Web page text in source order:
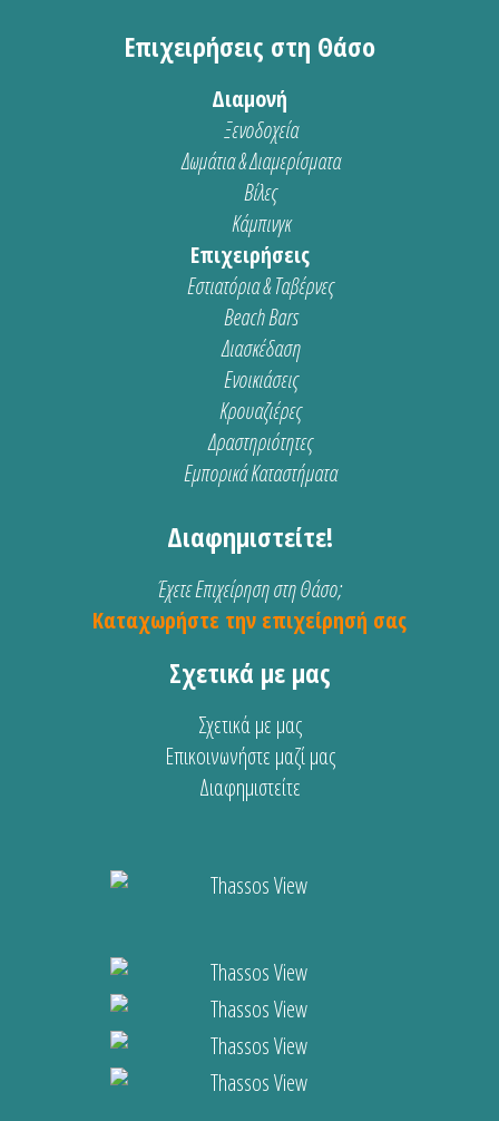
Επιχειρήσεις στη Θάσο
Διαμονή
Ξενοδοχεία
Δωμάτια & Διαμερίσματα
Βίλες
Κάμπινγκ
Επιχειρήσεις
Εστιατόρια & Ταβέρνες
Beach Bars
Διασκέδαση
Ενοικιάσεις
Κρουαζιέρες
Δραστηριότητες
Εμπορικά Καταστήματα
Διαφημιστείτε!
Έχετε Επιχείρηση στη Θάσο;
Καταχωρήστε την επιχείρησή σας
Σχετικά με μας
Σχετικά με μας
Επικοινωνήστε μαζί μας
Διαφημιστείτε